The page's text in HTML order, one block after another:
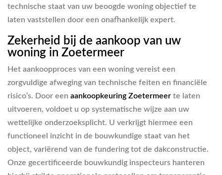
technische staat van uw beoogde woning objectief te
laten vaststellen door een onafhankelijk expert.
Zekerheid bij de aankoop van uw
woning in Zoetermeer
Het aankoopproces van een woning vereist een
zorgvuldige afweging van technische feiten en financiële
risico’s. Door een aankoopkeuring Zoetermeer te laten
uitvoeren, voldoet u op systematische wijze aan uw
wettelijke onderzoeksplicht. U verkrijgt hiermee een
functioneel inzicht in de bouwkundige staat van het
object, variërend van de fundering tot de dakconstructie.
Onze gecertificeerde bouwkundig inspecteurs hanteren